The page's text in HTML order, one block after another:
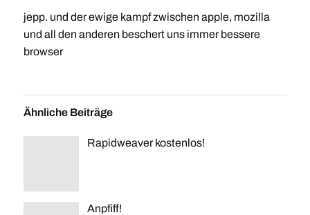
jepp. und der ewige kampf zwischen apple, mozilla
und all den anderen beschert uns immer bessere
browser
Ähnliche Beiträge
Rapidweaver kostenlos!
Anpfiff!